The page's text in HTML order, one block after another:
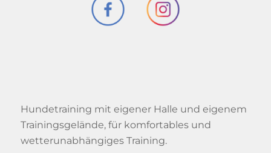
Hundetraining mit eigener Halle und eigenem
Trainingsgelände, für komfortables und
wetterunabhängiges Training.